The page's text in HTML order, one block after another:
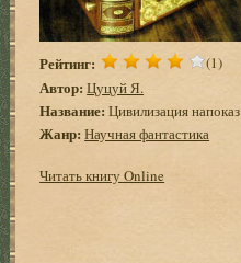
Рейтинг: (1)
Автор: Цуцуй Я.
Название: Цивилизация напоказ
Жанр: Научная фантастика
Читать книгу Online